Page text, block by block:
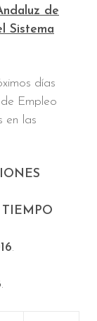
de
Sistema
días
Empleo
en las
.
.